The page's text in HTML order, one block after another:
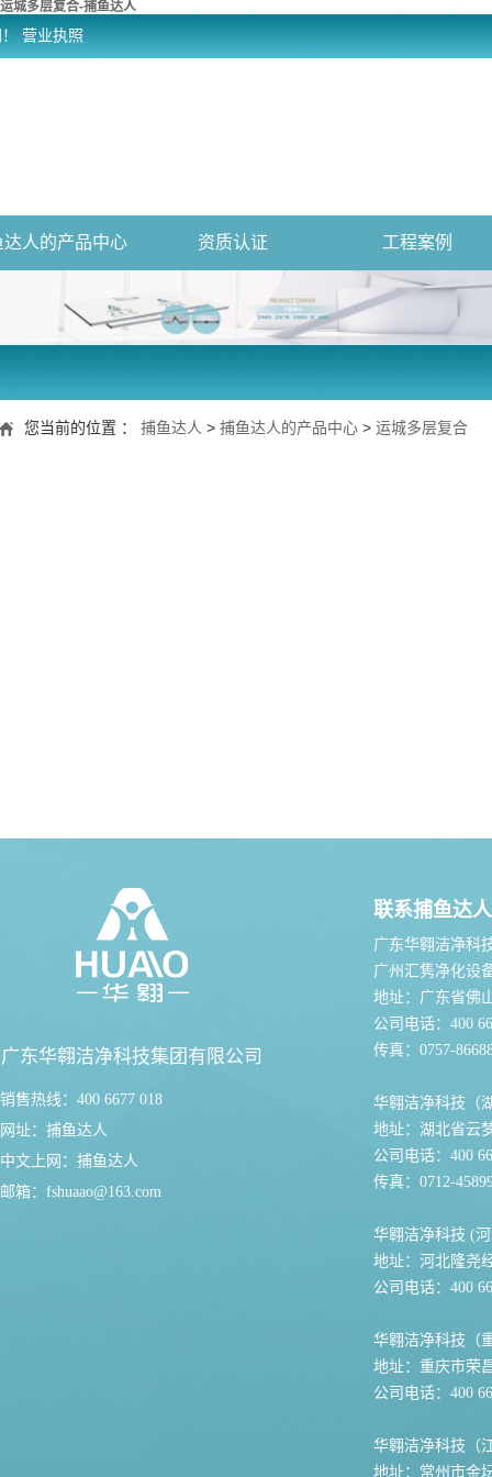
运城多层复合-捕鱼达人
营业执照
达人的产品中心 资质认证 工程案例
您当前的位置 ： 捕鱼达人 > 捕鱼达人的产品中心 > 运城多层复合
广东华翱洁净科技集团有限公司
销售热线：400 6677 018
网址： 捕鱼达人
中文上网： 捕鱼达人
邮箱： fshuaao@163.com
联系捕鱼达人
广东华翱洁净科
广州汇隽净化设
地址：广东省佛
公司电话：400
传真：0757-
华翱洁净科技（
地址：湖北省云
公司电话：400
传真：0712-
华翱洁净科技 (
地址：河北隆尧
公司电话：400
华翱洁净科技（
地址：重庆市荣
公司电话：400
华翱洁净科技（
地址：常州市金